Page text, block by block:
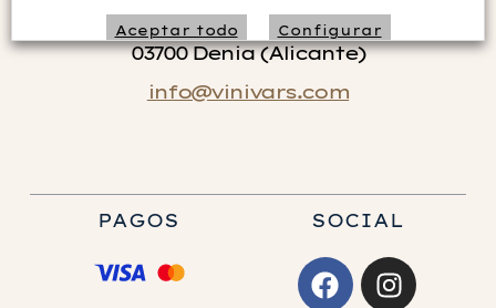
SOCIAL
PAGOS
Isaac Peral nº 8 bajo
03700 Denia (Alicante)
info@vinivars.com
Aceptar todo Configurar
Rechazar no necesarias